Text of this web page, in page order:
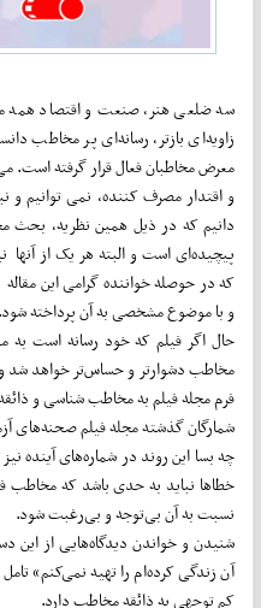
سه ضلعی هنر، صنعت و اقتصاد همه
زاویه‌ای بازتر، رسانه‌ای پر مخاطب
معرض مخاطبان فعال قرار گرفته است.
و اقتدار مصرف کننده، نمی توانیم و
دانیم که در ذیل همین نظریه، بحث
پیچیده‌ای است و البته هر یک از
که در حوصله خواننده گرامی این
و با موضوع مشخصی به آن پرداخته شود.
حال اگر فیلم که خود رسانه است به
مخاطب دشوارتر و حساس‌تر خواهد شد و
فرم مجله فیلم به مخاطب شناسی و
شمارگان گذشته مجله فیلم صحنه‌های
چه بسا این روند در شماره‌های آینده
خطاها نباید به حدی باشد که مخاطب
نسبت به آن بی‌توجه و بی‌رغبت شود.
شنیدن و خواندن دیدگاه‌هایی از
آن زندگی کرده‌ام را تهیه نمی‌کنم» تامل
کم توجهی به ذائقه مخاطب دارد.